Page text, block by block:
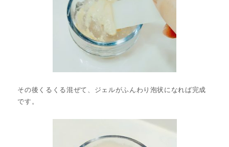
その後くるくる混ぜて、ジェルがふんわり泡状になれば完成
です。